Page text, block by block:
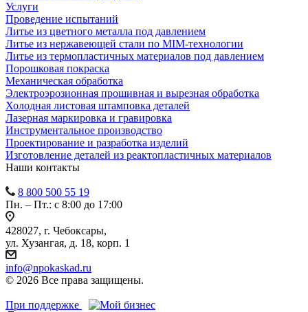
Услуги
Проведение испытаний
Литье из цветного металла под давлением
Литье из нержавеющей стали по MIM-технологии
Литье из термопластичных материалов под давлением
Порошковая покраска
Механическая обработка
Электроэрозионная прошивная и вырезная обработка
Холодная листовая штамповка деталей
Лазерная маркировка и гравировка
Инструментальное производство
Проектирование и разработка изделий
Изготовление деталей из реактопластичных материалов
Наши контакты
8 800 500 55 19
Пн. – Пт.: с 8:00 до 17:00
428027, г. Чебоксары,
ул. Хузангая, д. 18, корп. 1
info@npokaskad.ru
© 2026 Все права защищены.
При поддержке